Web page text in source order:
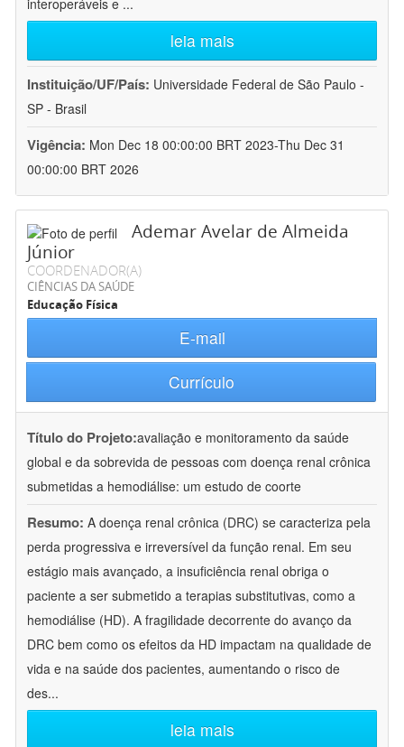
interoperáveis e ...
leia mais
Instituição/UF/País: Universidade Federal de São Paulo -
SP - Brasil
Vigência: Mon Dec 18 00:00:00 BRT 2023-Thu Dec 31
00:00:00 BRT 2026
Ademar Avelar de Almeida
Júnior
COORDENADOR(A)
CIÊNCIAS DA SAÚDE
Educação Física
E-mail
Currículo
Título do Projeto:avaliação e monitoramento da saúde
global e da sobrevida de pessoas com doença renal crônica
submetidas a hemodiálise: um estudo de coorte
Resumo: A doença renal crônica (DRC) se caracteriza pela
perda progressiva e irreversível da função renal. Em seu
estágio mais avançado, a insuficiência renal obriga o
paciente a ser submetido a terapias substitutivas, como a
hemodiálise (HD). A fragilidade decorrente do avanço da
DRC bem como os efeitos da HD impactam na qualidade de
vida e na saúde dos pacientes, aumentando o risco de
des...
leia mais